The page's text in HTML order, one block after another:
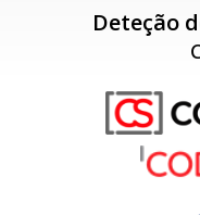
Deteção